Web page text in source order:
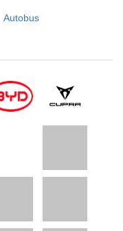
Autobus